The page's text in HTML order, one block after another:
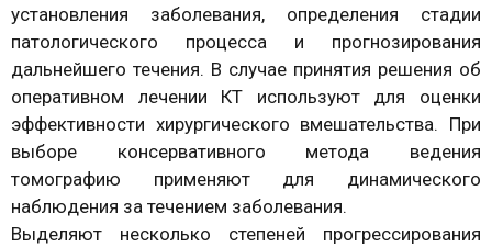
установления заболевания, определения стадии
патологического процесса и прогнозирования
дальнейшего течения. В случае принятия решения об
оперативном лечении КТ используют для оценки
эффективности хирургического вмешательства. При
выборе консервативного метода ведения
томографию применяют для динамического
наблюдения за течением заболевания.
Выделяют несколько степеней прогрессирования